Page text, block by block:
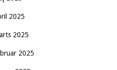
2025
2025
2025